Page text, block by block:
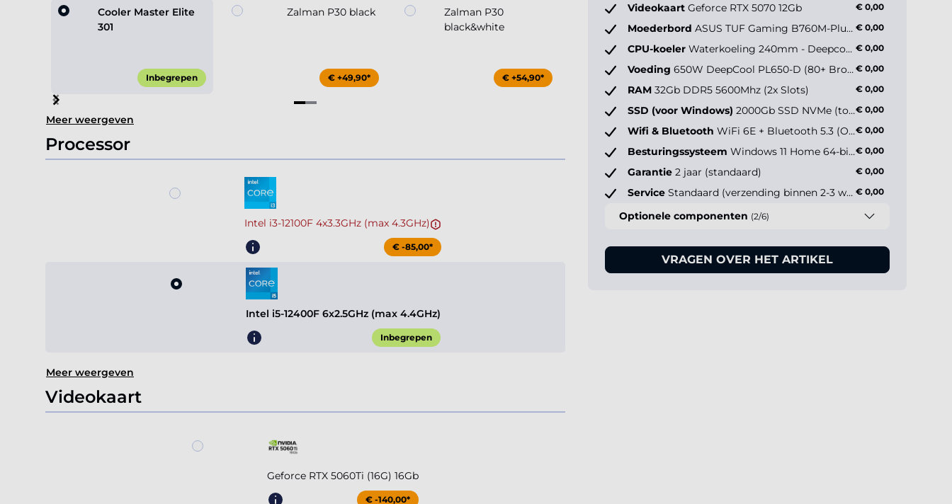
Cooler Master Elite
301
Inbegrepen
Zalman P30 black
€ +49,90*
Zalman P30
black&white
€ +54,90*
Cooler Master
MasterBox 600
Item
1
of
4
Meer weergeven
Processor
Intel i3-12100F 4x3.3GHz (max 4.3GHz)
€ -85,00*
Intel i5-12400F 6x2.5GHz (max 4.4GHz)
Inbegrepen
Meer weergeven
Videokaart
Geforce RTX 5060Ti (16G) 16Gb
€ -140,00*
Videokaart Geforce RTX 5070 12Gb € 0,00
Moederbord ASUS TUF Gaming B760M-Plus WiFi II € 0,00
CPU-koeler Waterkoeling 240mm - Deepcool LE240 V2 ARGB € 0,00
Voeding 650W DeepCool PL650-D (80+ Bronze) € 0,00
RAM 32Gb DDR5 5600Mhz (2x Slots) € 0,00
SSD (voor Windows) 2000Gb SSD NVMe (tot 5000MB/s)€ 0,00
Wifi & Bluetooth WiFi 6E + Bluetooth 5.3 (Onboard)€ 0,00
Besturingssysteem Windows 11 Home 64-bit NL€ 0,00
Garantie 2 jaar (standaard) € 0,00
Service Standaard (verzending binnen 2-3 werkdagen) € 0,00
Optionele componenten (2/6)
VRAGEN OVER HET ARTIKEL